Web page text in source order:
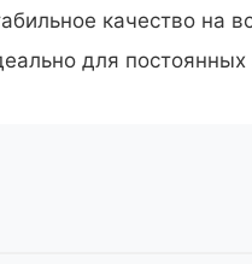
качество на
для постоянных